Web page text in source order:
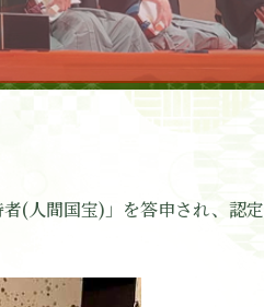
(人間国宝)」を答申され、認定